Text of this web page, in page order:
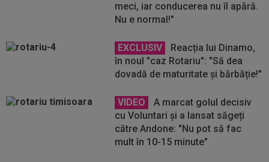
meci, iar conducerea nu îl apără.
Nu e normal!"
EXCLUSIV
Reacția lui Dinamo,
în noul "caz Rotariu": "Să dea
dovadă de maturitate și bărbăție!"
VIDEO
A marcat golul decisiv
cu Voluntari și a lansat săgeți
către Andone: "Nu pot să fac
mult în 10-15 minute"